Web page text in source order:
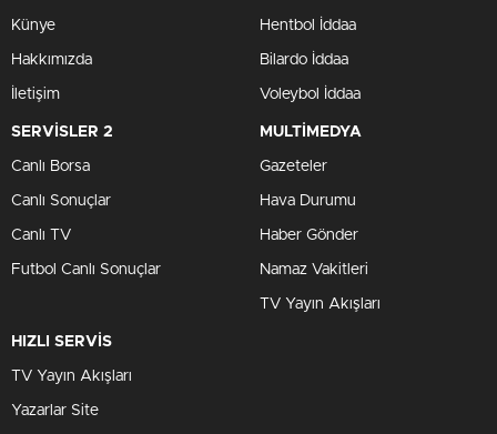
Künye
Hakkımızda
İletişim
Hentbol İddaa
Bilardo İddaa
Voleybol İddaa
SERVİSLER 2
Canlı Borsa
Canlı Sonuçlar
Canlı TV
Futbol Canlı Sonuçlar
MULTİMEDYA
Gazeteler
Hava Durumu
Haber Gönder
Namaz Vakitleri
TV Yayın Akışları
HIZLI SERVİS
TV Yayın Akışları
Yazarlar Site